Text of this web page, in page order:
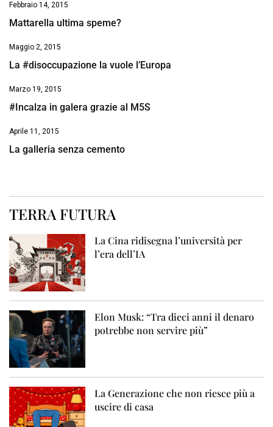
Febbraio 14, 2015
Mattarella ultima speme?
Maggio 2, 2015
La #disoccupazione la vuole l’Europa
Marzo 19, 2015
#Incalza in galera grazie al M5S
Aprile 11, 2015
La galleria senza cemento
TERRA FUTURA
La Cina ridisegna l’università per
l’era dell’IA
Elon Musk: “Tra dieci anni il denaro
potrebbe non servire più”
La Generazione che non riesce più a
uscire di casa